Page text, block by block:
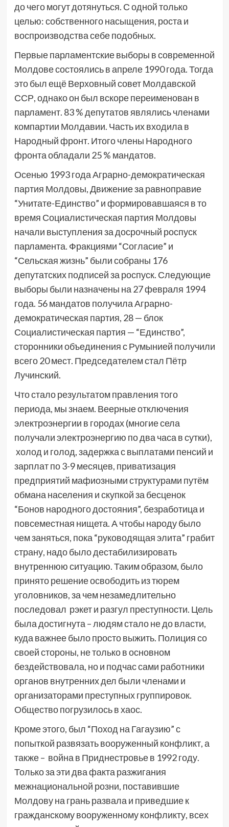
до чего могут дотянуться. С одной только
целью: собственного насыщения, роста и
воспроизводства себе подобных.
Первые парламентские выборы в современной
Молдове состоялись в апреле 1990 года. Тогда
это был ещё Верховный совет Молдавской
ССР, однако он был вскоре переименован в
парламент. 83 % депутатов являлись членами
компартии Молдавии. Часть их входила в
Народный фронт. Итого члены Народного
фронта обладали 25 % мандатов.
Осенью 1993 года Аграрно-демократическая
партия Молдовы, Движение за равноправие
“Унитате-Единство” и формировавшаяся в то
время Социалистическая партия Молдовы
начали выступления за досрочный роспуск
парламента. Фракциями “Согласие” и
“Сельская жизнь” были собраны 176
депутатских подписей за роспуск. Следующие
выборы были назначены на 27 февраля 1994
года. 56 мандатов получила Аграрно-
демократическая партия, 28 — блок
Социалистическая партия — “Единство”,
сторонники объединения с Румынией получили
всего 20 мест. Председателем стал Пётр
Лучинский.
Что стало результатом правления того
периода, мы знаем. Веерные отключения
электроэнергии в городах (многие села
получали электроэнергию по два часа в сутки),
холод и голод, задержка с выплатами пенсий и
зарплат по 3-9 месяцев, приватизация
предприятий мафиозными структурами путём
обмана населения и скупкой за бесценок
“Бонов народного достояния”, безработица и
повсеместная нищета. А чтобы народу было
чем заняться, пока “руководящая элита” грабит
страну, надо было дестабилизировать
внутреннюю ситуацию. Таким образом, было
принято решение освободить из тюрем
уголовников, за чем незамедлительно
последовал рэкет и разгул преступности. Цель
была достигнута – людям стало не до власти,
куда важнее было просто выжить. Полиция со
своей стороны, не только в основном
бездействовала, но и подчас сами работники
органов внутренних дел были членами и
организаторами преступных группировок.
Общество погрузилось в хаос.
Кроме этого, был “Поход на Гагаузию” с
попыткой развязать вооруженный конфликт, а
также – война в Приднестровье в 1992 году.
Только за эти два факта разжигания
межнациональной розни, поставившие
Молдову на грань развала и приведшие к
гражданскому вооруженному конфликту, всех